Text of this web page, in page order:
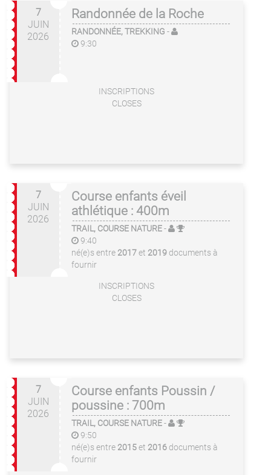
7
JUIN
2026
Randonnée de la Roche
RANDONNÉE, TREKKING -
9:30
INSCRIPTIONS
CLOSES
7
JUIN
2026
Course enfants éveil
athlétique : 400m
TRAIL, COURSE NATURE-
9:40
né(e)s entre 2017et 2019 documents à
fournir
INSCRIPTIONS
CLOSES
7
JUIN
2026
Course enfants Poussin /
poussine : 700m
TRAIL, COURSE NATURE-
9:50
né(e)s entre 2015et 2016 documents à
fournir